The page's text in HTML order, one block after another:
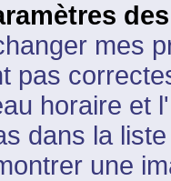
mes
pas
horaire et
dans la
une